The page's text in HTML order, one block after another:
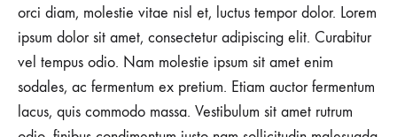
orci diam, molestie vitae nisl et, luctus tempor dolor. Lorem
ipsum dolor sit amet, consectetur adipiscing elit. Curabitur
vel tempus odio. Nam molestie ipsum sit amet enim
sodales, ac fermentum ex pretium. Etiam auctor fermentum
lacus, quis commodo massa. Vestibulum sit amet rutrum